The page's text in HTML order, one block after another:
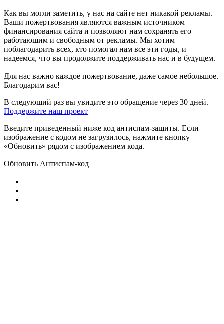
Как вы могли заметить, у нас на сайте нет никакой рекламы.
Ваши пожертвования являются важным источником
финансирования сайта и позволяют нам сохранять его
работающим и свободным от рекламы. Мы хотим
поблагодарить всех, кто помогал нам все эти годы, и
надеемся, что вы продолжите поддерживать нас и в будущем.
Для нас важно каждое пожертвование, даже самое небольшое.
Благодарим вас!
В следующий раз вы увидите это обращение через 30 дней.
Поддержите наш проект
Введите приведенный ниже код антиспам-защиты. Если
изображение с кодом не загрузилось, нажмите кнопку
«Обновить» рядом с изображением кода.
Обновить Антиспам-код